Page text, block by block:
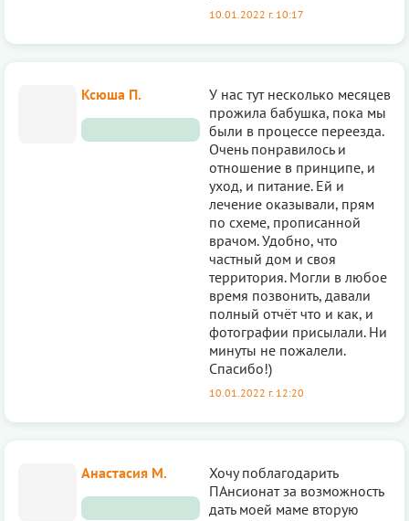
10.01.2022 г. 10:17
Ксюша П.
У нас тут несколько месяцев
прожила бабушка, пока мы
были в процессе переезда.
Очень понравилось и
отношение в принципе, и
уход, и питание. Ей и
лечение оказывали, прям
по схеме, прописанной
врачом. Удобно, что
частный дом и своя
территория. Могли в любое
время позвонить, давали
полный отчёт что и как, и
фотографии присылали. Ни
минуты не пожалели.
Спасибо!)
10.01.2022 г. 12:20
Анастасия М.
Хочу поблагодарить
ПАнсионат за возможность
дать моей маме вторую